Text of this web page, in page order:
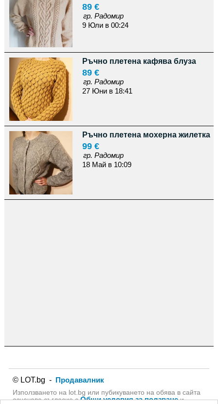
89 €
гр. Радомир
9 Юли в 00:24
Ръчно плетена кафява блуза
89 €
гр. Радомир
27 Юни в 18:41
Ръчно плетена мохерна жилетка
99 €
гр. Радомир
18 Май в 10:09
© LOT.bg - Продавалник
Използването на lot.bg или пубикуването на обява в сайта
означава съгласие сОбщи условия за ползванеи